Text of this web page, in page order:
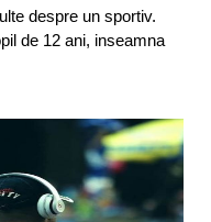
despre un sportiv.
de 12 ani, inseamna